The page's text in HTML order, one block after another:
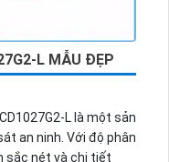
L MẪU ĐẸP
L là một sản
an ninh. Với độ phân
sắc nét và chi tiết